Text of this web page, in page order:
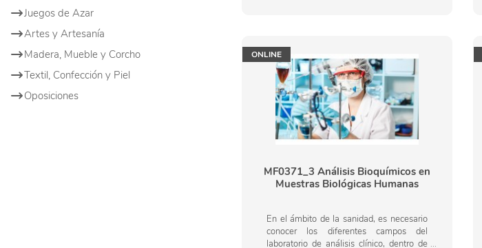
Juegos de Azar
Artes y Artesanía
Madera, Mueble y Corcho
Textil, Confección y Piel
Oposiciones
ONLINE
MF0371_3 Análisis Bioquímicos en
Muestras Biológicas Humanas
En el ámbito de la sanidad, es necesario
conocer los diferentes campos del
laboratorio de análisis clínico, dentro de